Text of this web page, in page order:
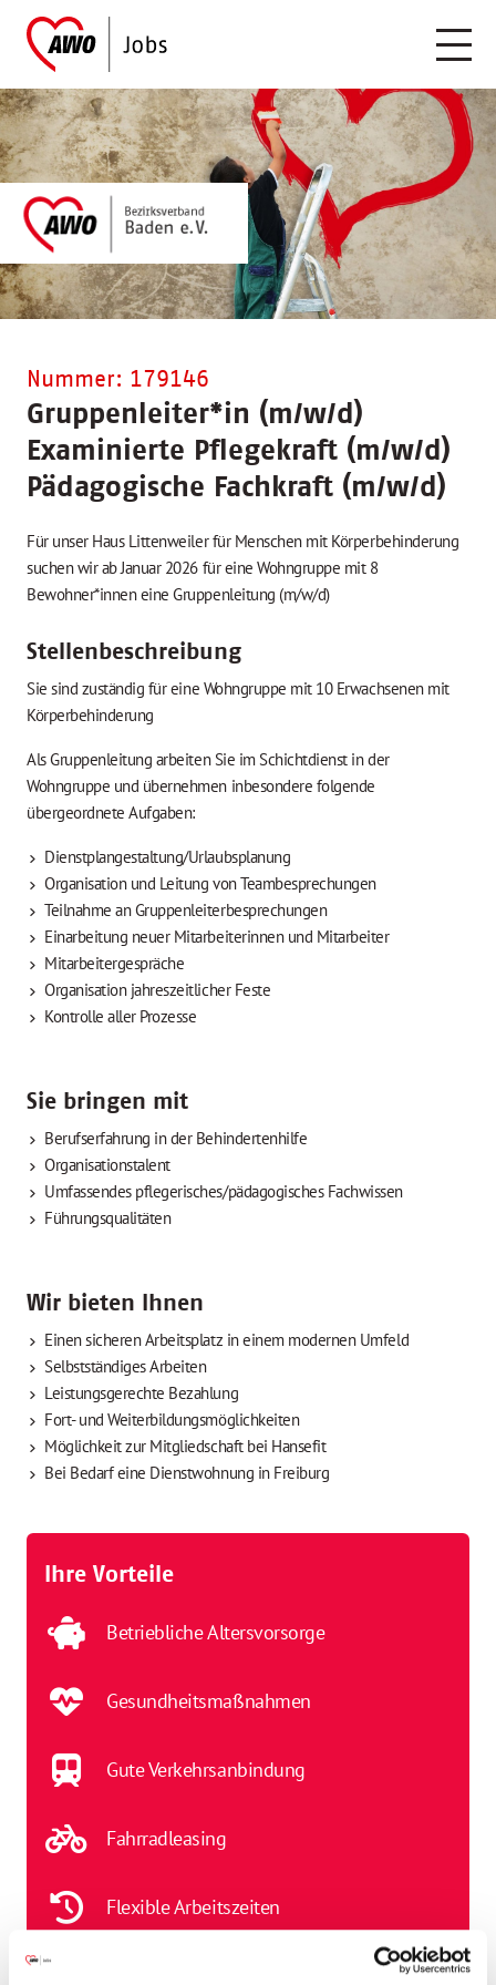
Nummer: 179146
Gruppenleiter*in (m/w/d)
Examinierte Pflegekraft (m/w/d)
Pädagogische Fachkraft (m/w/d)
Für unser Haus Littenweiler für Menschen mit Körperbehinderung
suchen wir ab Januar 2026 für eine Wohngruppe mit 8
Bewohner*innen eine Gruppenleitung (m/w/d)
Stellenbeschreibung
Sie sind zuständig für eine Wohngruppe mit 10 Erwachsenen mit
Körperbehinderung
Als Gruppenleitung arbeiten Sie im Schichtdienst in der
Wohngruppe und übernehmen inbesondere folgende
übergeordnete Aufgaben:
Dienstplangestaltung/Urlaubsplanung
Organisation und Leitung von Teambesprechungen
Teilnahme an Gruppenleiterbesprechungen
Einarbeitung neuer Mitarbeiterinnen und Mitarbeiter
Mitarbeitergespräche
Organisation jahreszeitlicher Feste
Kontrolle aller Prozesse
Sie bringen mit
Berufserfahrung in der Behindertenhilfe
Organisationstalent
Umfassendes pflegerisches/pädagogisches Fachwissen
Führungsqualitäten
Wir bieten Ihnen
Einen sicheren Arbeitsplatz in einem modernen Umfeld
Selbstständiges Arbeiten
Leistungsgerechte Bezahlung
Fort- und Weiterbildungsmöglichkeiten
Möglichkeit zur Mitgliedschaft bei Hansefit
Bei Bedarf eine Dienstwohnung in Freiburg
Ihre Vorteile
Betriebliche Altersvorsorge
Gesundheitsmaßnahmen
Gute Verkehrsanbindung
Fahrradleasing
Flexible Arbeitszeiten